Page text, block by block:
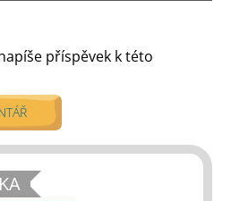
příspěvek k této